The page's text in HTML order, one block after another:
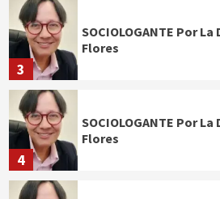
3
SOCIOLOGANTE Por
Flores
4
SOCIOLOGANTE Por
Flores